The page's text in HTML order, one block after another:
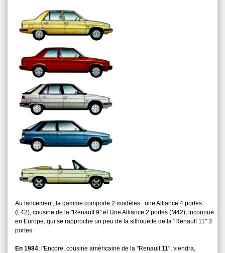
Au lancement, la gamme comporte 2 modèles : une Alliance 4 portes
(L42), cousine de la "Renault 9" et Une Alliance 2 portes (M42), inconnue
en Europe, qui se rapproche un peu de la silhouette de la "Renault 11" 3
portes.
En 1984, l'Encore, cousine américaine de la "Renault 11", viendra,